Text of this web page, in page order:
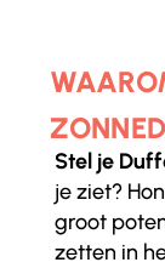
Stel je
je ziet?
groot
zetten in